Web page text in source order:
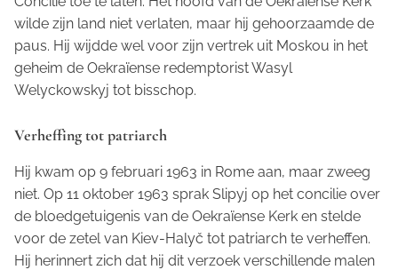
wilde zijn land niet verlaten, maar hij gehoorzaamde de
paus. Hij wijdde wel voor zijn vertrek uit Moskou in het
geheim de Oekraïense redemptorist Wasyl
Welyckowskyj tot bisschop.
Verheffing tot patriarch
Hij kwam op 9 februari 1963 in Rome aan, maar zweeg
niet. Op 11 oktober 1963 sprak Slipyj op het concilie over
de bloedgetuigenis van de Oekraïense Kerk en stelde
voor de zetel van Kiev-Halyč tot patriarch te verheffen.
Hij herinnert zich dat hij dit verzoek verschillende malen